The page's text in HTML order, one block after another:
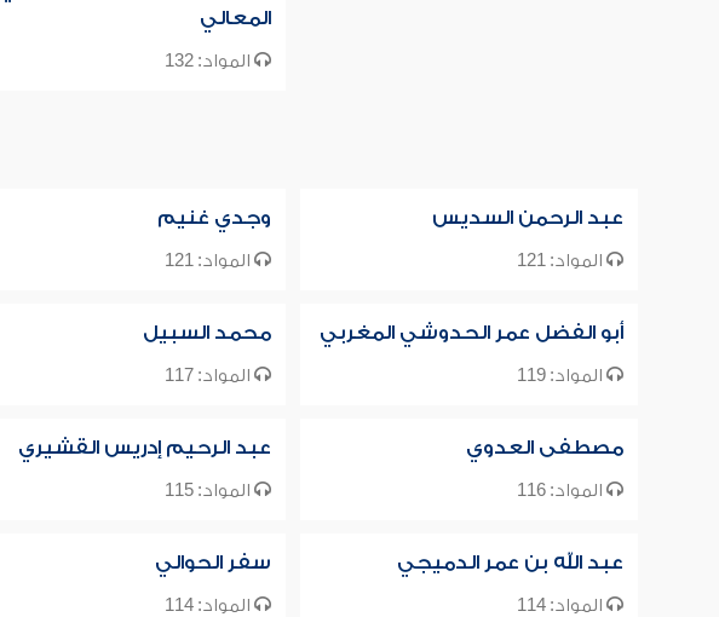
المعالي
المواد: 132
عبد الرحمن السديس
المواد: 121
وجدي غنيم
المواد: 121
أبو الفضل عمر الحدوشي المغربي
المواد: 119
محمد السبيل
المواد: 117
مصطفى العدوي
المواد: 116
عبد الرحيم إدريس القشيري
المواد: 115
عبد الله بن عمر الدميجي
المواد: 114
سفر الحوالي
المواد: 114